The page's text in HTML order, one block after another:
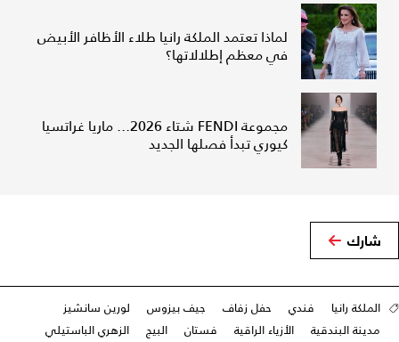
لماذا تعتمد الملكة رانيا طلاء الأظافر الأبيض
في معظم إطلالاتها؟
مجموعة FENDI شتاء 2026... ماريا غراتسيا
كيوري تبدأ فصلها الجديد
شارك
الملكة رانيا فندي حفل زفاف جيف بيزوس
لورين سانشيز
مدينة البندقية
الأزياء الراقية فستان البيج
الزهري الباستيلي